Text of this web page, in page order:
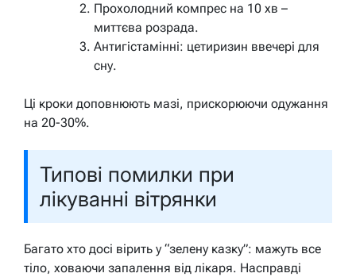
Прохолодний компрес на 10 хв –
миттєва розрада.
Антигістамінні: цетиризин ввечері для
сну.
Ці кроки доповнюють мазі, прискорюючи одужання
на 20-30%.
Типові помилки при
лікуванні вітрянки
Багато хто досі вірить у “зелену казку”: мажуть все
тіло, ховаючи запалення від лікаря. Насправді